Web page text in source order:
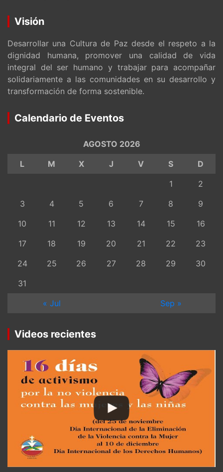
Visión
Desarrollar una Cultura de Paz desde el respeto a la
dignidad humana, promover una calidad de vida
integral del ser humano y trabajar para acompañar
solidariamente a las comunidades en su desarrollo y
transformación de forma sostenible.
Calendario de Eventos
AGOSTO 2026
L
M X J V S
D
1
2
3
4 5 6 7 8
9
10
11 12 13 14 15
16
17
18 19 20 21 22
23
24
25 26 27 28 29
30
31
« Jul
Sep »
Videos recientes